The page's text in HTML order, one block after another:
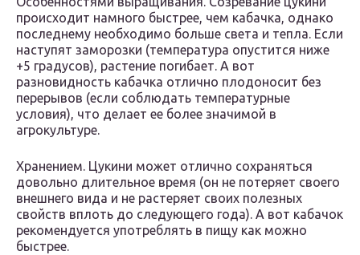
происходит намного быстрее, чем кабачка, однако
последнему необходимо больше света и тепла. Если
наступят заморозки (температура опустится ниже
+5 градусов), растение погибает. А вот
разновидность кабачка отлично плодоносит без
перерывов (если соблюдать температурные
условия), что делает ее более значимой в
агрокультуре.
Хранением. Цукини может отлично сохраняться
довольно длительное время (он не потеряет своего
внешнего вида и не растеряет своих полезных
свойств вплоть до следующего года). А вот кабачок
рекомендуется употреблять в пищу как можно
быстрее.